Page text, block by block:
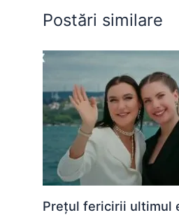
o
k
p g
er
Postări similare
Prețul fericirii ultimul